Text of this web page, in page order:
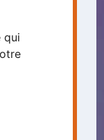
qui